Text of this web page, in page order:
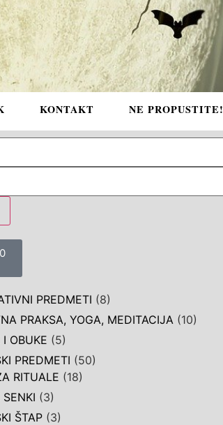
KONTAKT NE PROPUSTITE!
PREDMETI (8)
PRAKSA, YOGA, MEDITACIJA (10)
OBUKE (5)
PREDMETI (50)
RITUALE (18)
(3)
ŠTAP (3)